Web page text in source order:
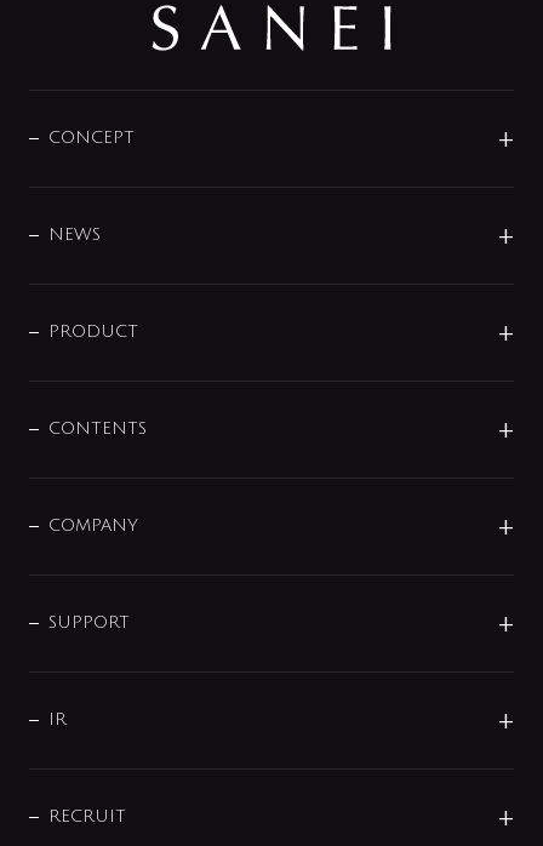
CONCEPT
DESIGN
NEWS
商品に関して
その他
PRODUCT
センサー・タッチ水栓
単水栓
分岐
配管システム
バス・空調周辺用品
CONTENTS
じぶんシャワーが見つかる
COMPANY
企業理念
会社概要
事業所案内
SUPPORT
よくあるご質問
データダウンロード
IR
IRニュース
RECRUIT